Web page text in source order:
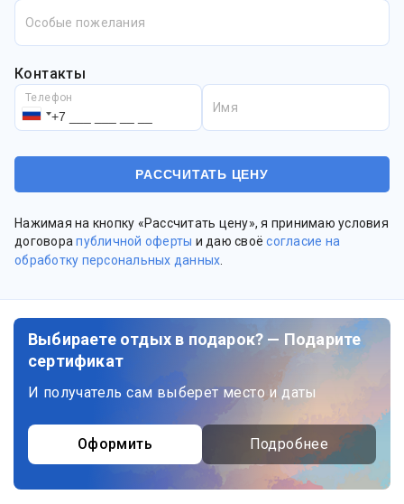
Особые пожелания
Контакты
Телефон
Имя
Нажимая на кнопку «Рассчитать цену», я принимаю условия
договорапубличной оферты и даю своёсогласие на
обработку персональных данных
Выбираете отдых в подарок? — Подарите
сертификат
И получатель сам выберет место и даты
Оформить Подробнее